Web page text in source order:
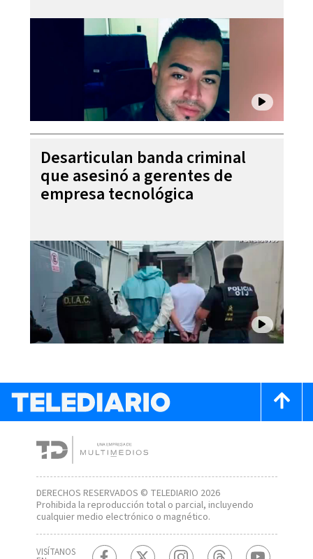
Desarticulan banda criminal
que asesinó a gerentes de
empresa tecnológica
DERECHOS RESERVADOS © TELEDIARIO 2026
Prohibida la reproducción total o parcial, incluyendo
cualquier medio electrónico o magnético.
VISÍTANOS